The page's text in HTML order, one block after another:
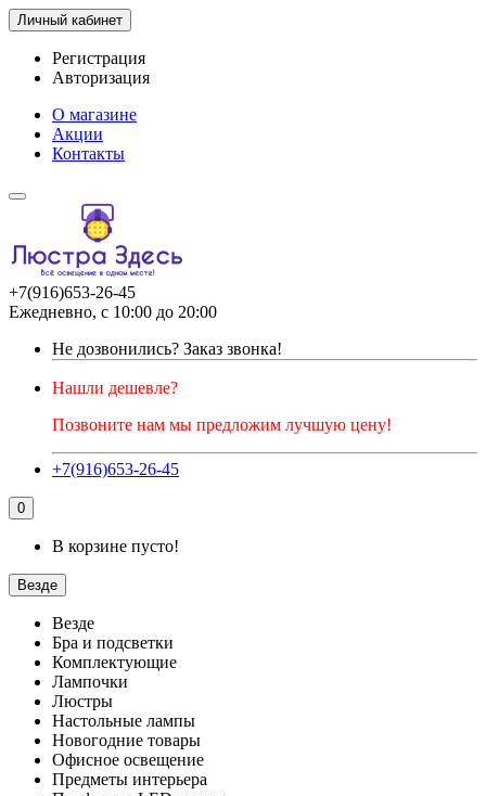
Личный кабинет
Регистрация
Авторизация
О магазине
Акции
Контакты
+7(916)653-26-45
Ежедневно, с 10:00 до 20:00
Не дозвонились? Заказ звонка!
Нашли дешевле?
Позвоните нам мы предложим лучшую цену!
+7(916)653-26-45
0
В корзине пусто!
Везде
Везде
Бра и подсветки
Комплектующие
Лампочки
Люстры
Настольные лампы
Новогодние товары
Офисное освещение
Предметы интерьера